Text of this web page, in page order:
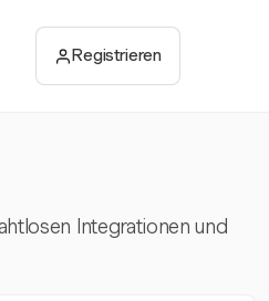
Registrieren
Integrationen und